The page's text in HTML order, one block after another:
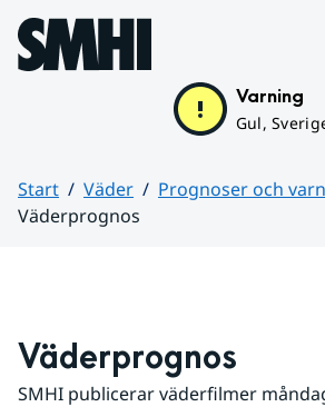
Hoppa till sidans innehåll
Varning
Gul,
Start Väder
Prognoser och
Väderprognos
Väderprognos
SMHI publicerar väderfilmer